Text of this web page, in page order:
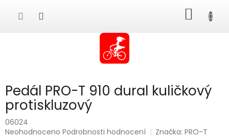
KOŠÍK
Pedál PRO-T 910 dural kuličkový
protiskluzový
06024
Průměrné
Neohodnoceno Podrobnosti hodnocení Značka:PRO-T